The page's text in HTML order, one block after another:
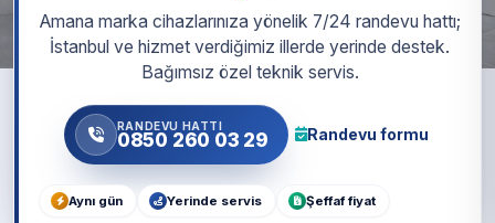
Amana marka cihazlarınıza yönelik 7/24 randevu hattı;
İstanbul ve hizmet verdiğimiz illerde yerinde destek.
Bağımsız özel teknik servis.
RANDEVU HATTI
0850 260 03 29 Randevu formu
Aynı gün Yerinde servis Şeffaf fiyat